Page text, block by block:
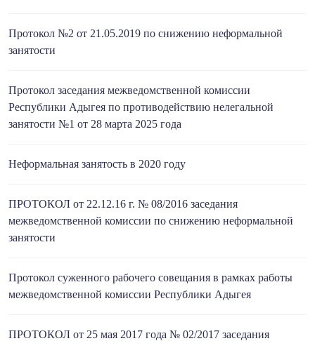
Протокол №2 от 21.05.2019 по снижению неформальной
занятости
Протокол заседания межведомственной комиссии
Республики Адыгея по противодействию нелегальной
занятости №1 от 28 марта 2025 года
Неформальная занятость в 2020 году
ПРОТОКОЛ от 22.12.16 г. № 08/2016 заседания
межведомственной комиссии по снижению неформальной
занятости
Протокол суженного рабочего совещания в рамках работы
межведомственной комиссии Республики Адыгея
ПРОТОКОЛ от 25 мая 2017 года № 02/2017 заседания